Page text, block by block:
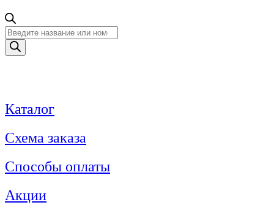
Поиск
товаров
Каталог
Схема заказа
Способы оплаты
Акции